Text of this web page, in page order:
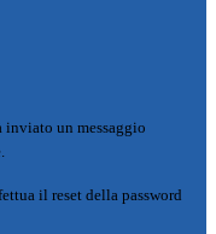
inviato un messaggio
il reset della password